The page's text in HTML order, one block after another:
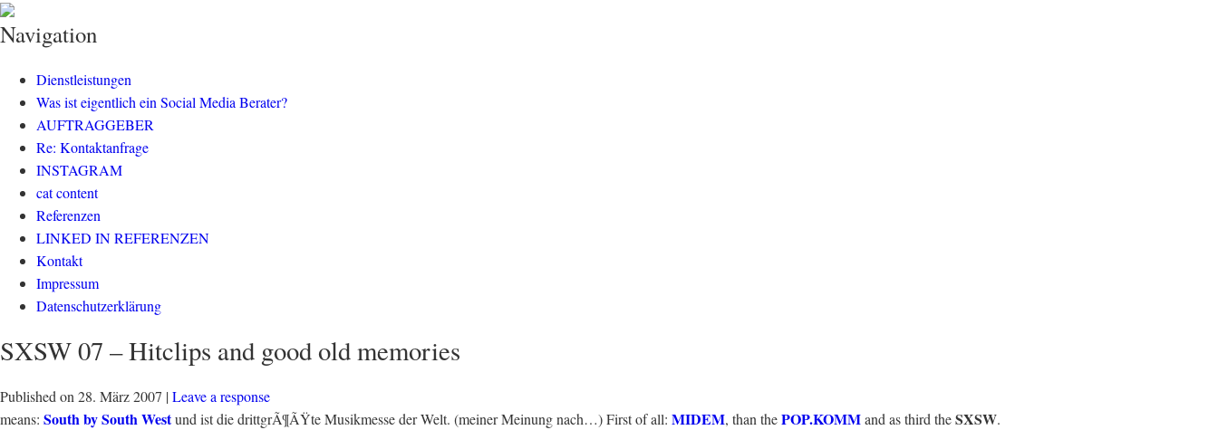
klisch.net
social media rockt
Navigation
Dienstleistungen
Was ist eigentlich ein Social Media Berater?
AUFTRAGGEBER
Re: Kontaktanfrage
INSTAGRAM
cat content
Referenzen
LINKED IN REFERENZEN
Kontakt
Impressum
Datenschutzerklärung
SXSW 07 – Hitclips and good old memories
Published on 28. März 2007 |Leave a response
means: South by South Westund ist die drittgrÃ¶ÃŸte Musikmesse der Welt. (meiner Meinung nach…) First of all: MIDEM, than thePOP.KOMMand as third theSXSW.